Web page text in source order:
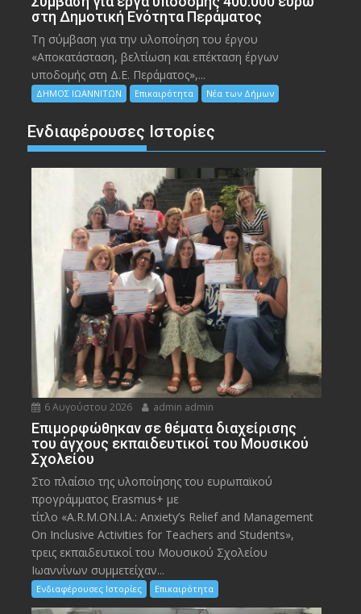
στη Δημοτική Ενότητα Περάματος
Τη σύμβαση για την υλοποίηση του έργου
«Αποκατάσταση, βελτίωση και επέκταση έργων
υποδομής στη Δ.Ε. Περάματος»,...
ΔΗΜΟΣ ΙΩΑΝΝΙΤΩΝ Επικαιρότητα Νέα των Δήμων
Ενδιαφέρουσες Ιστορίες
6 Αυγούστου 2026 admin admin
Eπιμορφώθηκαν σε θέματα διαχείρισης
του άγχους εκπαιδευτικοί του Μουσικού
Σχολείου
Στο πλαίσιο της υλοποίησης του ευρωπαϊκού
προγράμματος Erasmus+ με
τίτλο «A.R.M.ON.I.A.: Anxiety’s Relief and Management
On Inclusive Activities for Teachers and Students»,
τρεις εκπαιδευτικοί του Μουσικού Σχολείου
Ιωαννίνων συμμετείχαν...
Ενδιαφέρουσες Ιστορίες Επικαιρότητα